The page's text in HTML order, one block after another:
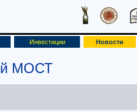
Инвестиции Новости
МОСТ